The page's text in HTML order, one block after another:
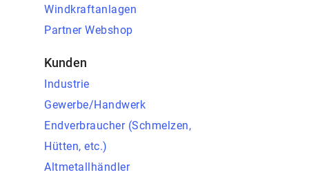
Windkraftanlagen
Partner Webshop
Kunden
Industrie
Gewerbe/Handwerk
Endverbraucher (Schmelzen,
Hütten, etc.)
Altmetallhändler